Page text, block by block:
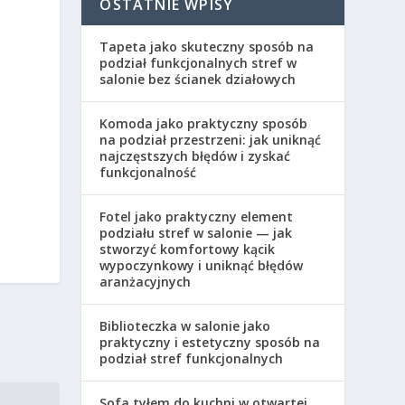
OSTATNIE WPISY
Tapeta jako skuteczny sposób na
podział funkcjonalnych stref w
salonie bez ścianek działowych
Komoda jako praktyczny sposób
na podział przestrzeni: jak uniknąć
najczęstszych błędów i zyskać
funkcjonalność
Fotel jako praktyczny element
podziału stref w salonie — jak
stworzyć komfortowy kącik
wypoczynkowy i uniknąć błędów
aranżacyjnych
Biblioteczka w salonie jako
praktyczny i estetyczny sposób na
podział stref funkcjonalnych